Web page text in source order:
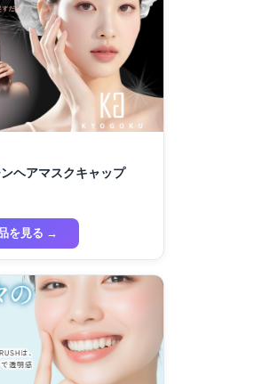
ヘアマスクキャップ
を見る →